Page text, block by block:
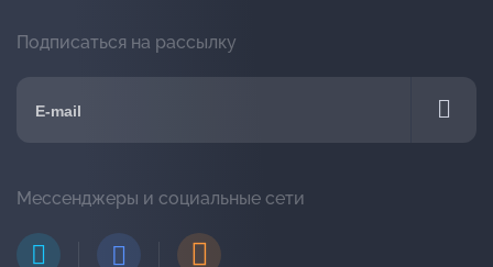
Подписаться на рассылку
Мессенджеры и социальные сети